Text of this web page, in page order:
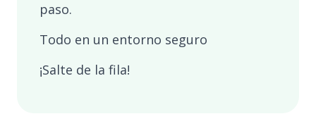
paso.
Todo en un entorno seguro
¡Salte de la fila!